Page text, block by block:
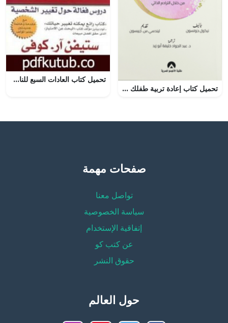
تحميل كتاب إعادة تربية طفلك الداخلي PDF نيكول جونسون مجانا
تحميل كتاب العادات السبع للناس الأكثر فعالية PDF تأليف ستيفن آر كوفي مجانا [كامل]
صفحات مهمة
تواصل معنا
سياسة الخصوصية
إتفاقية الإستخدام
عن كتب كو
حقوق النشر
حول العالم